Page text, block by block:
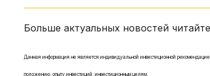
Больше актуальных новостей
Данная информация не является индивидуальной инвестиционной
положению, опыту инвестиций, инвестиционным целям.